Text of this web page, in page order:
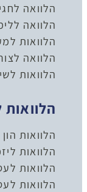
הלוואה
הלוואה
הלוואות
הלוואה
הלוואות
הלוואות
הלוואות
הלוואות
הלוואות